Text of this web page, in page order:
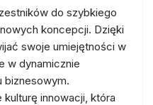
do szybkiego
koncepcji. Dzięki
swoje umiejętności w
w dynamicznie
biznesowym.
innowacji, która